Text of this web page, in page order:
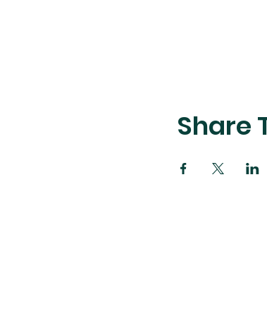
Share